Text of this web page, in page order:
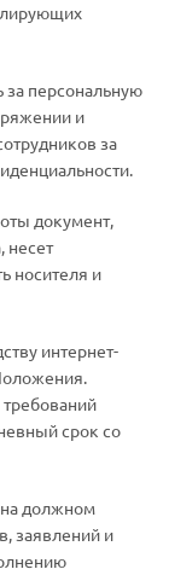
за персональную
и
за
документ,
несет
носителя и
интернет-
срок со
на должном
заявлений и